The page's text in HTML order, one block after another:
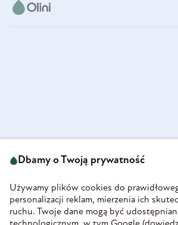
58-160 Świebodzice
REGON 890213034
INFORMACJE
Dbamy o Twoją prywatność
Używamy plików cookies do
personalizacji reklam, mierzenia ich
ruchu. Twoje dane mogą być